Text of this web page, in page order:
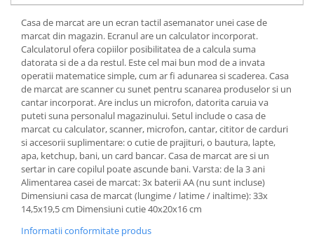
Casa de marcat are un ecran tactil asemanator unei case de
marcat din magazin. Ecranul are un calculator incorporat.
Calculatorul ofera copiilor posibilitatea de a calcula suma
datorata si de a da restul. Este cel mai bun mod de a invata
operatii matematice simple, cum ar fi adunarea si scaderea. Casa
de marcat are scanner cu sunet pentru scanarea produselor si un
cantar incorporat. Are inclus un microfon, datorita caruia va
puteti suna personalul magazinului. Setul include o casa de
marcat cu calculator, scanner, microfon, cantar, cititor de carduri
si accesorii suplimentare: o cutie de prajituri, o bautura, lapte,
apa, ketchup, bani, un card bancar. Casa de marcat are si un
sertar in care copilul poate ascunde bani. Varsta: de la 3 ani
Alimentarea casei de marcat: 3x baterii AA (nu sunt incluse)
Dimensiuni casa de marcat (lungime / latime / inaltime): 33x
14,5x19,5 cm Dimensiuni cutie 40x20x16 cm
Informatii conformitate produs